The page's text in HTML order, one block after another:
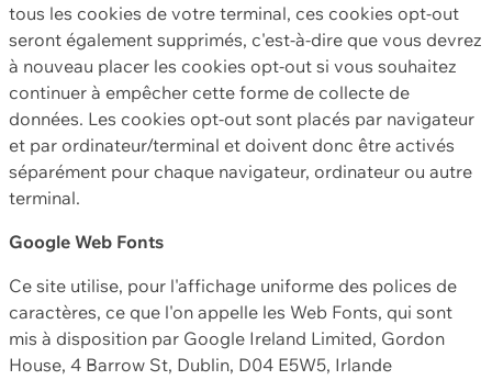
tous les cookies de votre terminal, ces cookies opt-out
seront également supprimés, c'est-à-dire que vous devrez
à nouveau placer les cookies opt-out si vous souhaitez
continuer à empêcher cette forme de collecte de
données. Les cookies opt-out sont placés par navigateur
et par ordinateur/terminal et doivent donc être activés
séparément pour chaque navigateur, ordinateur ou autre
terminal.
Google Web Fonts
Ce site utilise, pour l'affichage uniforme des polices de
caractères, ce que l'on appelle les Web Fonts, qui sont
mis à disposition par Google Ireland Limited, Gordon
House, 4 Barrow St, Dublin, D04 E5W5, Irlande